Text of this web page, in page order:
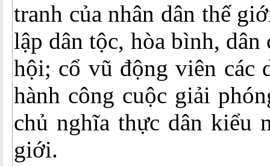
tranh của nhân dân thế
lập dân tộc, hòa bình,
hội; cổ vũ động viên các
hành công cuộc giải
chủ nghĩa thực dân kiểu
giới.